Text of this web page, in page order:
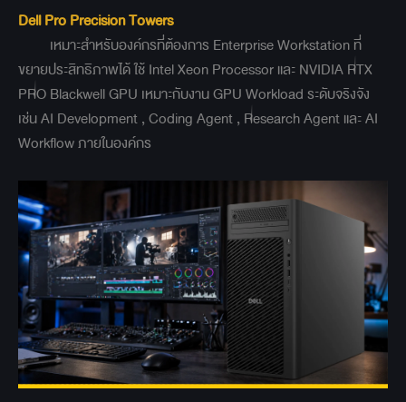
Dell Pro Precision Towers
เหมาะสำหรับองค์กรที่ต้องการ Enterprise Workstation ที่
ขยายประสิทธิภาพได้ ใช้ Intel Xeon Processor และ NVIDIA RTX
PRO Blackwell GPU เหมาะกับงาน GPU Workload ระดับจริงจัง
เช่น AI Development , Coding Agent , Research Agent และ AI
Workflow ภายในองค์กร